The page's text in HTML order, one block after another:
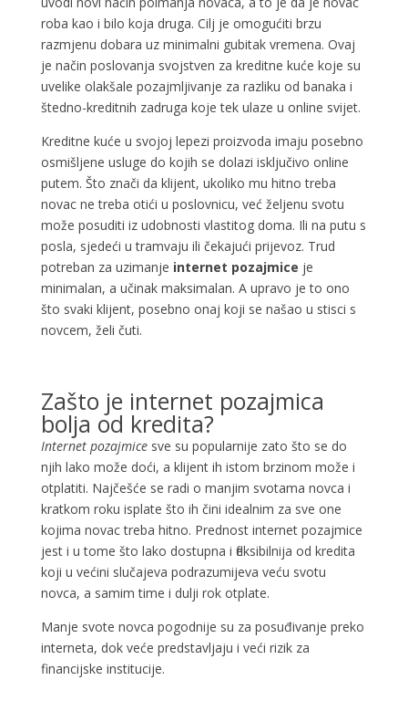
roba kao i bilo koja druga. Cilj je omogućiti brzu
razmjenu dobara uz minimalni gubitak vremena. Ovaj
je način poslovanja svojstven za kreditne kuće koje su
uvelike olakšale pozajmljivanje za razliku od banaka i
štedno-kreditnih zadruga koje tek ulaze u online svijet.
Kreditne kuće u svojoj lepezi proizvoda imaju posebno
osmišljene usluge do kojih se dolazi isključivo online
putem. Što znači da klijent, ukoliko mu hitno treba
novac ne treba otići u poslovnicu, već željenu svotu
može posuditi iz udobnosti vlastitog doma. Ili na putu s
posla, sjedeći u tramvaju ili čekajući prijevoz. Trud
potreban za uzimanje internet pozajmice je
minimalan, a učinak maksimalan. A upravo je to ono
što svaki klijent, posebno onaj koji se našao u stisci s
novcem, želi čuti.
Zašto je internet pozajmica
bolja od kredita?
Internet pozajmicesve su popularnije zato što se do
njih lako može doći, a klijent ih istom brzinom može i
otplatiti. Najčešće se radi o manjim svotama novca i
kratkom roku isplate što ih čini idealnim za sve one
kojima novac treba hitno. Prednost internet pozajmice
jest i u tome što lako dostupna i fleksibilnija od kredita
koji u većini slučajeva podrazumijeva veću svotu
novca, a samim time i dulji rok otplate.
Manje svote novca pogodnije su za posuđivanje preko
interneta, dok veće predstavljaju i veći rizik za
financijske institucije.